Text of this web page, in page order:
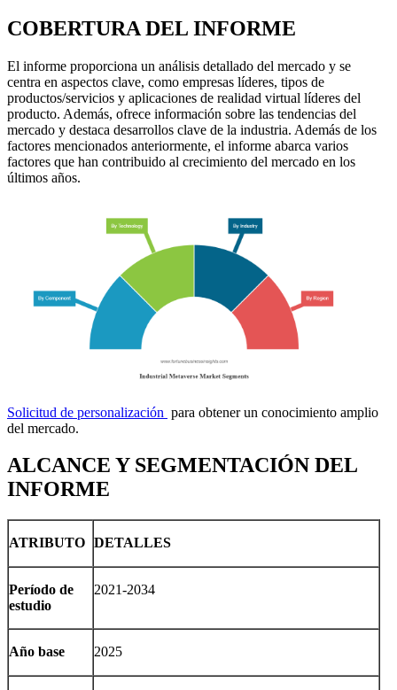
COBERTURA DEL INFORME
El informe proporciona un análisis detallado del mercado y se
centra en aspectos clave, como empresas líderes, tipos de
productos/servicios y aplicaciones de realidad virtual líderes del
producto. Además, ofrece información sobre las tendencias del
mercado y destaca desarrollos clave de la industria. Además de los
factores mencionados anteriormente, el informe abarca varios
factores que han contribuido al crecimiento del mercado en los
últimos años.
Solicitud de personalización para obtener un conocimiento amplio
del mercado.
ALCANCE Y SEGMENTACIÓN DEL
INFORME
ATRIBUTO DETALLES
Período de
estudio
2021-2034
Año base 2025